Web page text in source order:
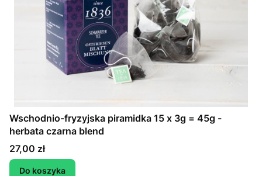
Wschodnio-fryzyjska piramidka 15 x 3g = 45g -
herbata czarna blend
Cena
27,00 zł
Do koszyka